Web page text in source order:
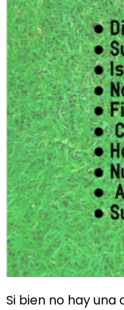
Si bien no hay